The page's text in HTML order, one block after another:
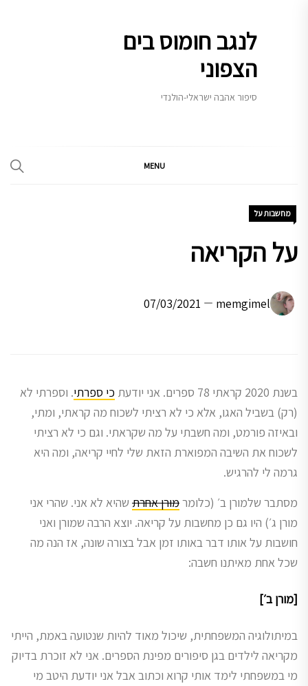
לנגב חומוס בים
הצפוני
סיפור אהבה ישראלי-הולנדי
MENU
מחשבות על
על הקריאה
memgimel
07/03/2021
בשנת 2020 קראתי 78 ספרים. אני יודעת כי ספרתי. וספרתי לא
(רק) בשביל האגו, אלא כי לא רציתי לשכוח מה קראתי, ומתי,
ובאיזה פורמט, ומה חשבתי על מה שקראתי. וגם כי לא רציתי
לשכוח את השיבה המפוארת הזאת שלי לחיי קריאה, ומה היא
גרמה לי להרגיש.
מסתבר שלמורן ב׳ (כלומרמורן אחרת שהיא לא אני. שהרי אני
מורן ג׳) היו גם כן מחשבות על קריאה. יוצא הרבה שמורן ואני
חושבות על אותו דבר באותו זמן אבל בצורה שונה, אז הנה מה
שכל אחת מאיתנו חשבה:
[מורן ב׳]
במיתולוגיה המשפחתית, שיכול מאוד להיות שנטועה באמת, הייתי
מקריאה לילדים בגן סיפורים מפינת הספרים. אני לא זוכרת בדיוק
מי במשפחתי לימד אותי קרוא וכתוב אבל אני יודעת היטב מי